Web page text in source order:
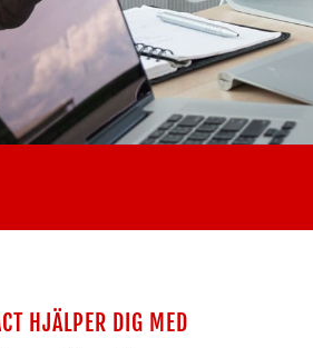
HJÄLPER DIG MED